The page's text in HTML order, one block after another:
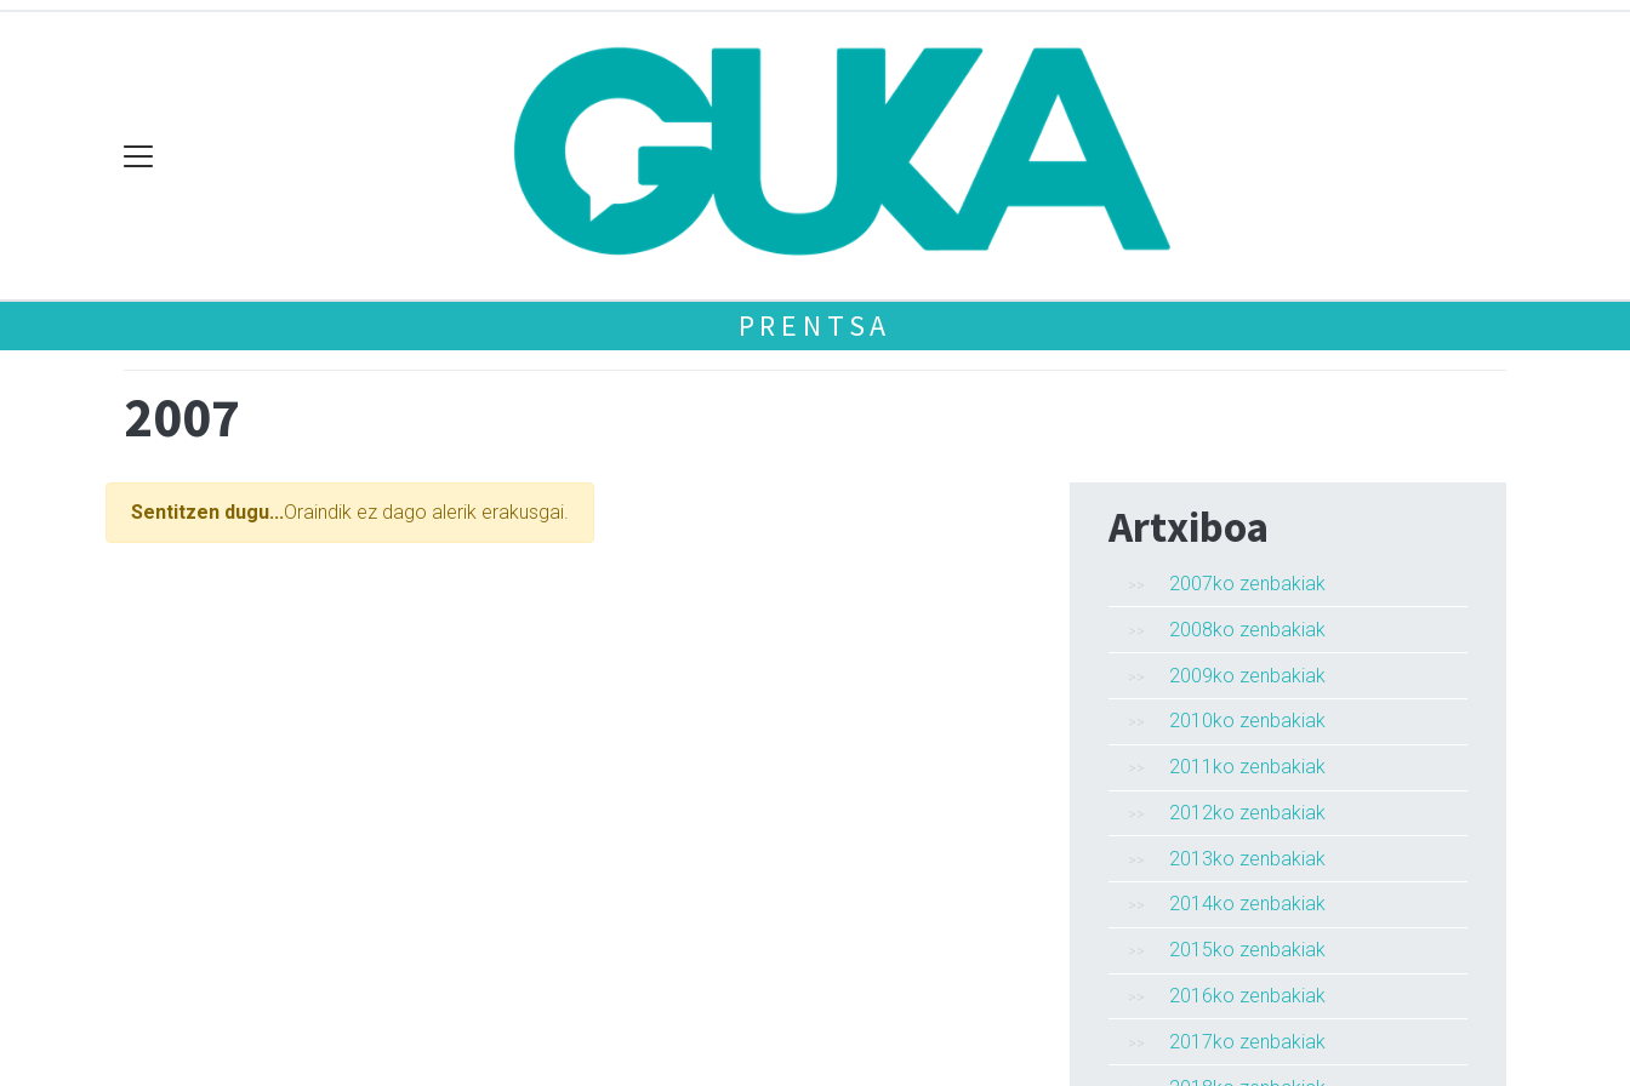
PRENTSA
2007
Sentitzen dugu...Oraindik ez dago alerik erakusgai. Artxiboa
2007ko zenbakiak
2008ko zenbakiak
2009ko zenbakiak
2010ko zenbakiak
2011ko zenbakiak
2012ko zenbakiak
2013ko zenbakiak
2014ko zenbakiak
2015ko zenbakiak
2016ko zenbakiak
2017ko zenbakiak